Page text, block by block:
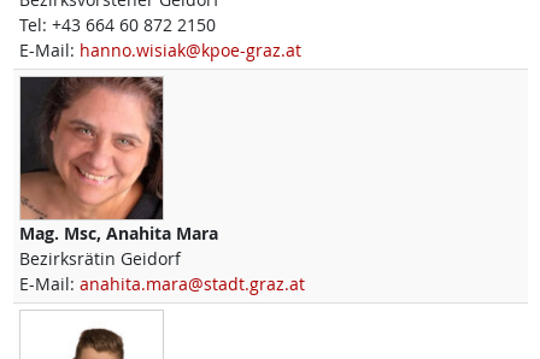
Tel: +43 664 60 872 2150
E-Mail: hanno.wisiak@kpoe-graz.at
Mag. Msc, Anahita Mara
Bezirksrätin Geidorf
E-Mail: anahita.mara@stadt.graz.at